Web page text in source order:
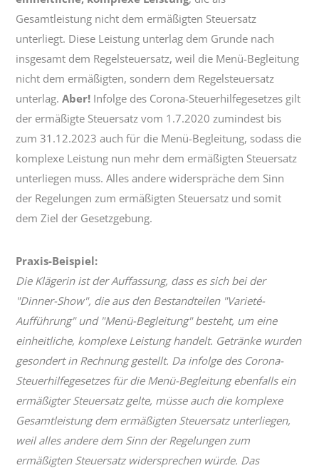
Gesamtleistung nicht dem ermäßigten Steuersatz
unterliegt. Diese Leistung unterlag dem Grunde nach
insgesamt dem Regelsteuersatz, weil die Menü-Begleitung
nicht dem ermäßigten, sondern dem Regelsteuersatz
unterlag.Aber! Infolge des Corona-Steuerhilfegesetzes gilt
der ermäßigte Steuersatz vom 1.7.2020 zumindest bis
zum 31.12.2023 auch für die Menü-Begleitung, sodass die
komplexe Leistung nun mehr dem ermäßigten Steuersatz
unterliegen muss. Alles andere widerspräche dem Sinn
der Regelungen zum ermäßigten Steuersatz und somit
dem Ziel der Gesetzgebung.
Praxis-Beispiel:
Die Klägerin ist der Auffassung, dass es sich bei der
"Dinner-Show", die aus den Bestandteilen "Varieté-
Aufführung" und "Menü-Begleitung" besteht, um eine
einheitliche, komplexe Leistung handelt. Getränke wurden
gesondert in Rechnung gestellt. Da infolge des Corona-
Steuerhilfegesetzes für die Menü-Begleitung ebenfalls ein
ermäßigter Steuersatz gelte, müsse auch die komplexe
Gesamtleistung dem ermäßigten Steuersatz unterliegen,
weil alles andere dem Sinn der Regelungen zum
ermäßigten Steuersatz widersprechen würde. Das